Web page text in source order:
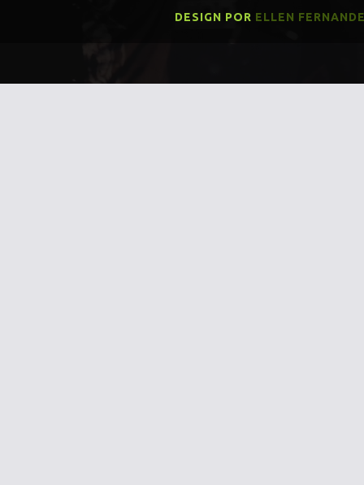
DESIGN POR ELLEN